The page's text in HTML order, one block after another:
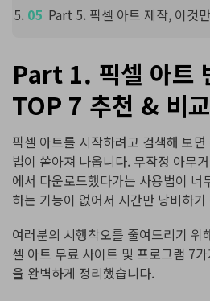
Part 5. 픽셀 아트 제작, 이것
Part 1. 픽셀 아트
TOP 7 추천 & 비교
픽셀 아트를 시작하려고 검색해 보
법이 쏟아져 나옵니다. 무작정 아무
에서 다운로드했다가는 사용법이 너
하는 기능이 없어서 시간만 낭비하
여러분의 시행착오를 줄여드리기 위
셀 아트 무료 사이트 및 프로그램 7
을 완벽하게 정리했습니다.